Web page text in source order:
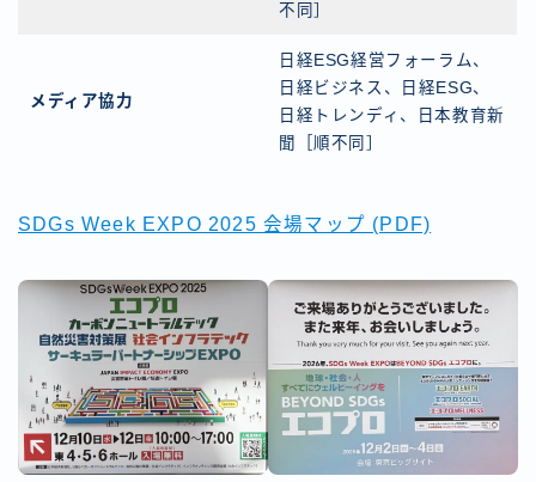
不同］
メディア協力
日経ESG経営フォーラム、
日経ビジネス、日経ESG、
日経トレンディ、日本教育新
聞［順不同］
SDGs Week EXPO 2025 会場マップ (PDF)